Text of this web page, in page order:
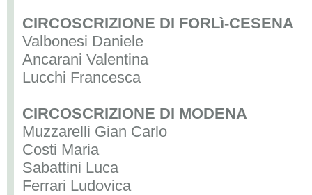
CIRCOSCRIZIONE DI FORLì-CESENA
Valbonesi Daniele
Ancarani Valentina
Lucchi Francesca
CIRCOSCRIZIONE DI MODENA
Muzzarelli Gian Carlo
Costi Maria
Sabattini Luca
Ferrari Ludovica